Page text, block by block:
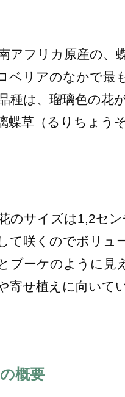
アフリカ原産の、
ベリアのなかで最
種は、瑠璃色の花
蝶草（るりちょう
のサイズは1,2セ
て咲くのでボリュ
ブーケのように見
寄せ植えに向いて
概要